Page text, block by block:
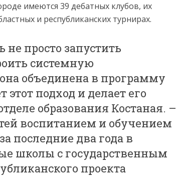
имеются 39 дебатных клубов, их
и республиканских турнирах.
просто запустить
системную
объединена в программу
этот подход и делает его
образования Костаная. –
воспитанием и обучением
последние два года в
школы с государственным
проекта